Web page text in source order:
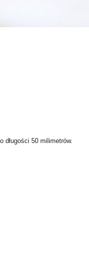
50 milimetrów.